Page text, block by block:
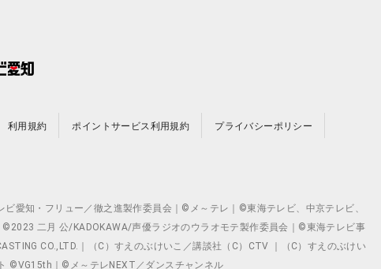
利用規約 ポイントサービス利用規約 プライバシーポリシー
愛知・フリュー／徹之進製作委員会｜©メ～テレ｜©東海テレビ、中京テレビ、
二月 公/KADOKAWA/声優ラジオのウラオモテ製作委員会｜©東海テレビ事
CO.,LTD.｜（C）すえのぶけいこ／講談社（C）CTV ｜（C）すえのぶけい
©VG15th｜©メ～テレNEXT／ダンスチャンネル